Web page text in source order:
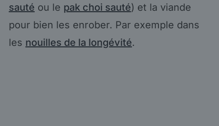
sauté ou le pak choi sauté) et la viande
pour bien les enrober. Par exemple dans
les nouilles de la longévité.